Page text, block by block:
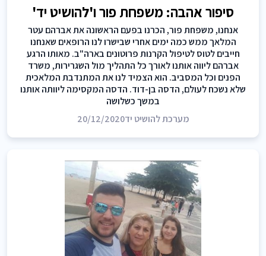
סיפור אהבה: משפחת פור ו'להושיט יד'
אנחנו, משפחת פור, הכרנו בפעם הראשונה את אברהם עטר
המלאך ממש כמה ימים אחרי שבישרו לנו הרופאים שאנחנו
חייבים לטוס לטיפול הקרנות פרוטונים בארה"ב. מאותו הרגע
אברהם ליווה אותנו לאורך כל התהליך מול השגרירות, משרד
הפנים וכל המסביב. הוא הצמיד לנו את המתנדבת המלאכית
שלא נשכח לעולם, הדסה בן-דוד. הדסה המקסימה ליוותה אותנו
במשך כשלושה
מערכת להושיט יד20/12/2020